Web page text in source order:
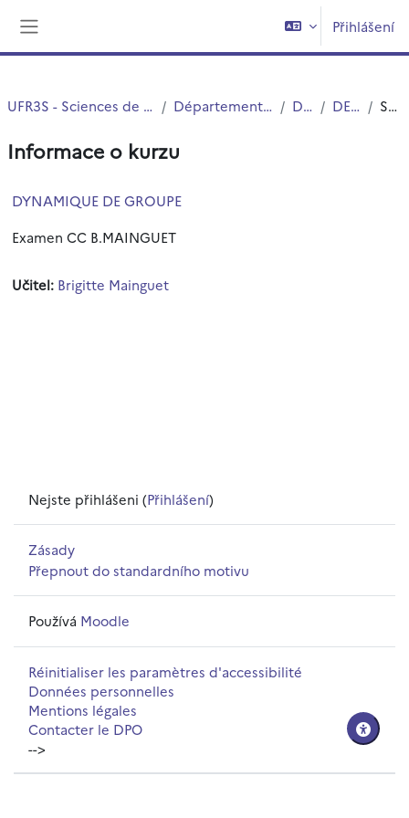
Přihlášení
UFR3S - Sciences de Santé et du Sport Département UFR3S - SSEP DEUST DEUST 2 Souhrn
Informace o kurzu
DYNAMIQUE DE GROUPE
Examen CC B.MAINGUET
Učitel: Brigitte Mainguet
Nejste přihlášeni (Přihlášení)
Zásady
Přepnout do standardního motivu
Používá Moodle
Réinitialiser les paramètres d'accessibilité
Données personnelles
Mentions légales
Contacter le DPO
-->